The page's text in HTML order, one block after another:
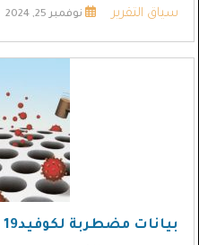
سياق التقرير نوفمبر 25, 2024
بيانات مضطربة لكوفيد19 في محاقظة تعز